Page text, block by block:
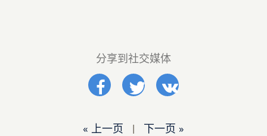
分享到社交媒体
« 上一页 | 下一页 »